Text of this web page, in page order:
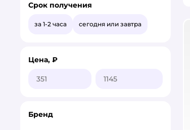
Срок получения
за 1-2 часа сегодня или завтра
Цена, ₽
Бренд